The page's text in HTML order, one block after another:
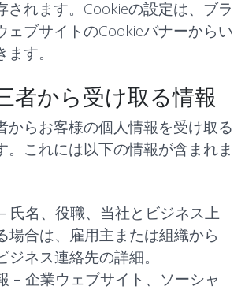
されます。Cookieの設定は、ブラ
ェブサイトのCookieバナーからい
す。
者から受け取る情報
からお客様の個人情報を受け取る
。これには以下の情報が含まれま
氏名、役職、当社とビジネス上
場合は、雇用主または組織から
ジネス連絡先の詳細。
– 企業ウェブサイト、ソーシャ